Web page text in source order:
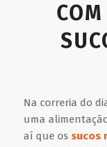
Na correria do
uma
aí que os sucos